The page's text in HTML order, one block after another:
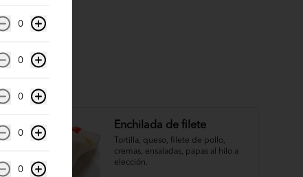
Enchilada de filete
Tortilla, queso, filete de pollo,
cremas, ensaladas, papas al hilo a
elección.
0
0
0
0
0